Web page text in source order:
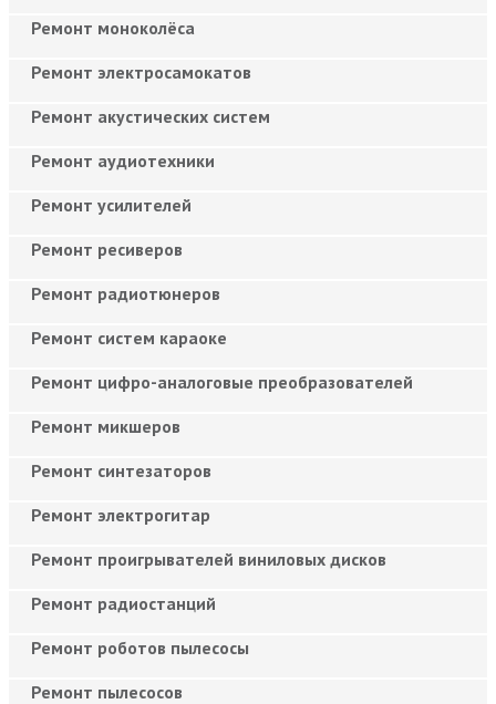
Ремонт моноколёса
Ремонт электросамокатов
Ремонт акустических систем
Ремонт аудиотехники
Ремонт усилителей
Ремонт ресиверов
Ремонт радиотюнеров
Ремонт систем караоке
Ремонт цифро-аналоговые преобразователей
Ремонт микшеров
Ремонт синтезаторов
Ремонт электрогитар
Ремонт проигрывателей виниловых дисков
Ремонт радиостанций
Ремонт роботов пылесосы
Ремонт пылесосов